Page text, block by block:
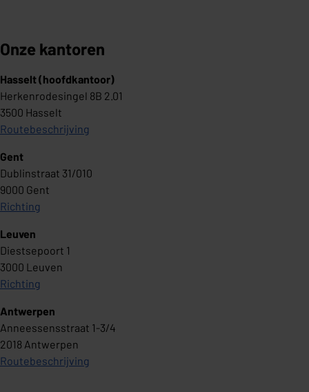
Onze kantoren
Hasselt (hoofdkantoor)
Herkenrodesingel 8B 2.01
3500 Hasselt
Routebeschrijving
Gent
Dublinstraat 31/010
9000 Gent
Richting
Leuven
Diestsepoort 1
3000 Leuven
Richting
Antwerpen
Anneessensstraat 1-3/4
2018 Antwerpen
Routebeschrijving